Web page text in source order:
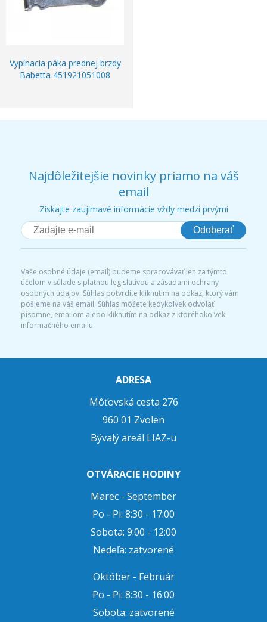
Vypínacia páka prednej brzdy
Babetta 451921051008
Najdôležitejšie novinky priamo na váš
email
Získajte zaujímavé informácie vždy medzi prvými
Odoberať
Vaše osobné údaje (email) budeme spracovávať len za týmto
účelom v súlade s platnou legislatívou a zásadami ochrany
osobných údajov. Súhlas potvrdíte kliknutím na odkaz, ktorý vám
pošleme na váš email. Súhlas môžete kedykoľvek odvolať
písomne, emailom alebo kliknutím na odkaz z ktoréhokoľvek
informačného emailu.
ADRESA
Môťovská cesta 276
960 01 Zvolen
Bývalý areál LIAZ-u
OTVÁRACIE HODINY
Marec - September
Po - Pi: 8:30 - 17:00
Sobota: 9:00 - 12:00
Nedeľa: zatvorené
Október - Február
Po - Pi: 8:30 - 16:00
Sobota: zatvorené